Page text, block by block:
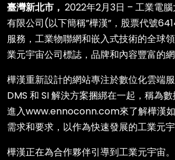
臺灣新北市， 2022年2月3日 – 工業電
有限公司(以下簡稱”樺漢”，股票代號
服務，工業物聯網和嵌入式技術的全球
業元宇宙公司標誌，品牌和內容豐富的網
樺漢重新設計的網站專注於數位化雲端
DMS 和 SI 解決方案捆綁在一起，稱為
進入www.ennoconn.com來了解樺漢
需求和要求，以作為快速發展的工業元宇
樺漢正在為合作夥伴引導到工業元宇宙